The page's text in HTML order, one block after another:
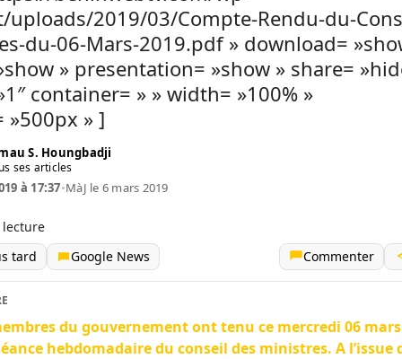
uploads/2019/03/Compte-Rendu-du-
du-06-Mars-2019.pdf » download=
» presentation= »show » share=
container= » » width= »100% »
»500px » ]
S. Houngbadji
ses articles
à 17:37•MàJ le 6 mars 2019
tard
Google News Commenter
du gouvernement ont tenu ce mercredi 06 mars
hebdomadaire du conseil des ministres. A l’issue